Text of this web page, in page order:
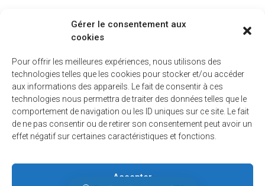
Gérer le consentement aux
cookies
Pour offrir les meilleures expériences, nous utilisons des
technologies telles que les cookies pour stocker et/ou accéder
aux informations des appareils. Le fait de consentir à ces
technologies nous permettra de traiter des données telles que le
comportement de navigation ou les ID uniques sur ce site. Le fait
de ne pas consentir ou de retirer son consentement peut avoir un
effet négatif sur certaines caractéristiques et fonctions.
Accepter